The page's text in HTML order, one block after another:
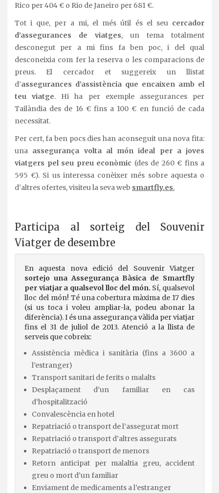
Rico per 404 € o Rio de Janeiro per 681 €.
Tot i que, per a mi, el més útil és el seu cercador
d’assegurances de viatges, un tema totalment
desconegut per a mi fins fa ben poc, i del qual
desconeixia com fer la reserva o les comparacions de
preus. El cercador et suggereix un llistat
d’assegurances d’assistència que encaixen amb el
teu viatge. Hi ha per exemple assegurances per
Tailàndia des de 16 € fins a 100 € en funció de cada
necessitat.
Per cert, fa ben pocs dies han aconseguit una nova fita:
una assegurança volta al món ideal per a joves
viatgers pel seu preu econòmic (des de 260 € fins a
595 €). Si us interessa conèixer més sobre aquesta o
d’altres ofertes, visiteu la seva web smartfly.es.
Participa al sorteig del Souvenir
Viatger de desembre
En aquesta nova edició del Souvenir Viatger
sortejo una Assegurança Bàsica de Smartfly
per viatjar a qualsevol lloc del món. Sí, qualsevol
lloc del món! Té una cobertura màxima de 17 dies
(si us toca i voleu ampliar-la, podeu abonar la
diferència). I és una assegurança vàlida per viatjar
fins el 31 de juliol de 2013. Atenció a la llista de
serveis que cobreix:
Assistència mèdica i sanitària (fins a 3600 a
l’estranger)
Transport sanitari de ferits o malalts
Desplaçament d’un familiar en cas
d’hospitalització
Convalescència en hotel
Repatriació o transport de l’assegurat mort
Repatriació o transport d’altres assegurats
Repatriació o transport de menors
Retorn anticipat per malaltia greu, accident
greu o mort d’un familiar
Enviament de medicaments a l’estranger